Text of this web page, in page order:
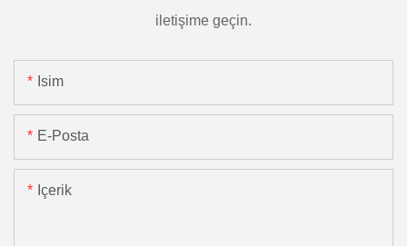
iletişime geçin.
Isim
E-Posta
Içerik